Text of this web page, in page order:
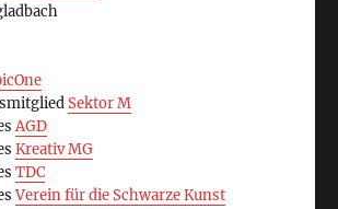
Sektor M
AGD
Kreativ MG
TDC
Verein für die Schwarze Kunst